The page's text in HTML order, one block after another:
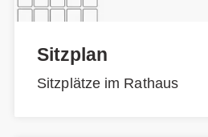
Sitzplan
Sitzplätze im Rathaus